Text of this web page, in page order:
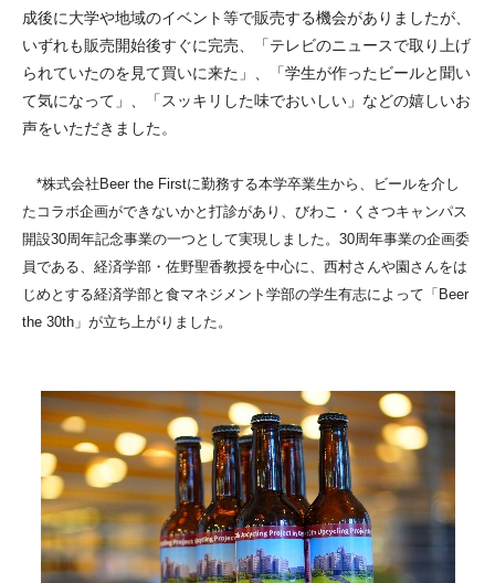
成後に大学や地域のイベント等で販売する機会がありましたが、
いずれも販売開始後すぐに完売、「テレビのニュースで取り上げ
られていたのを見て買いに来た」、「学生が作ったビールと聞い
て気になって」、「スッキリした味でおいしい」などの嬉しいお
声をいただきました。
*株式会社Beer the Firstに勤務する本学卒業生から、ビールを介し
たコラボ企画ができないかと打診があり、びわこ・くさつキャンパス
開設30周年記念事業の一つとして実現しました。30周年事業の企画委
員である、経済学部・佐野聖香教授を中心に、西村さんや園さんをは
じめとする経済学部と食マネジメント学部の学生有志によって「Beer
the 30th」が立ち上がりました。